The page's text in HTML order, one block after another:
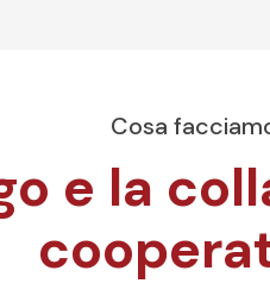
Cosa
e la